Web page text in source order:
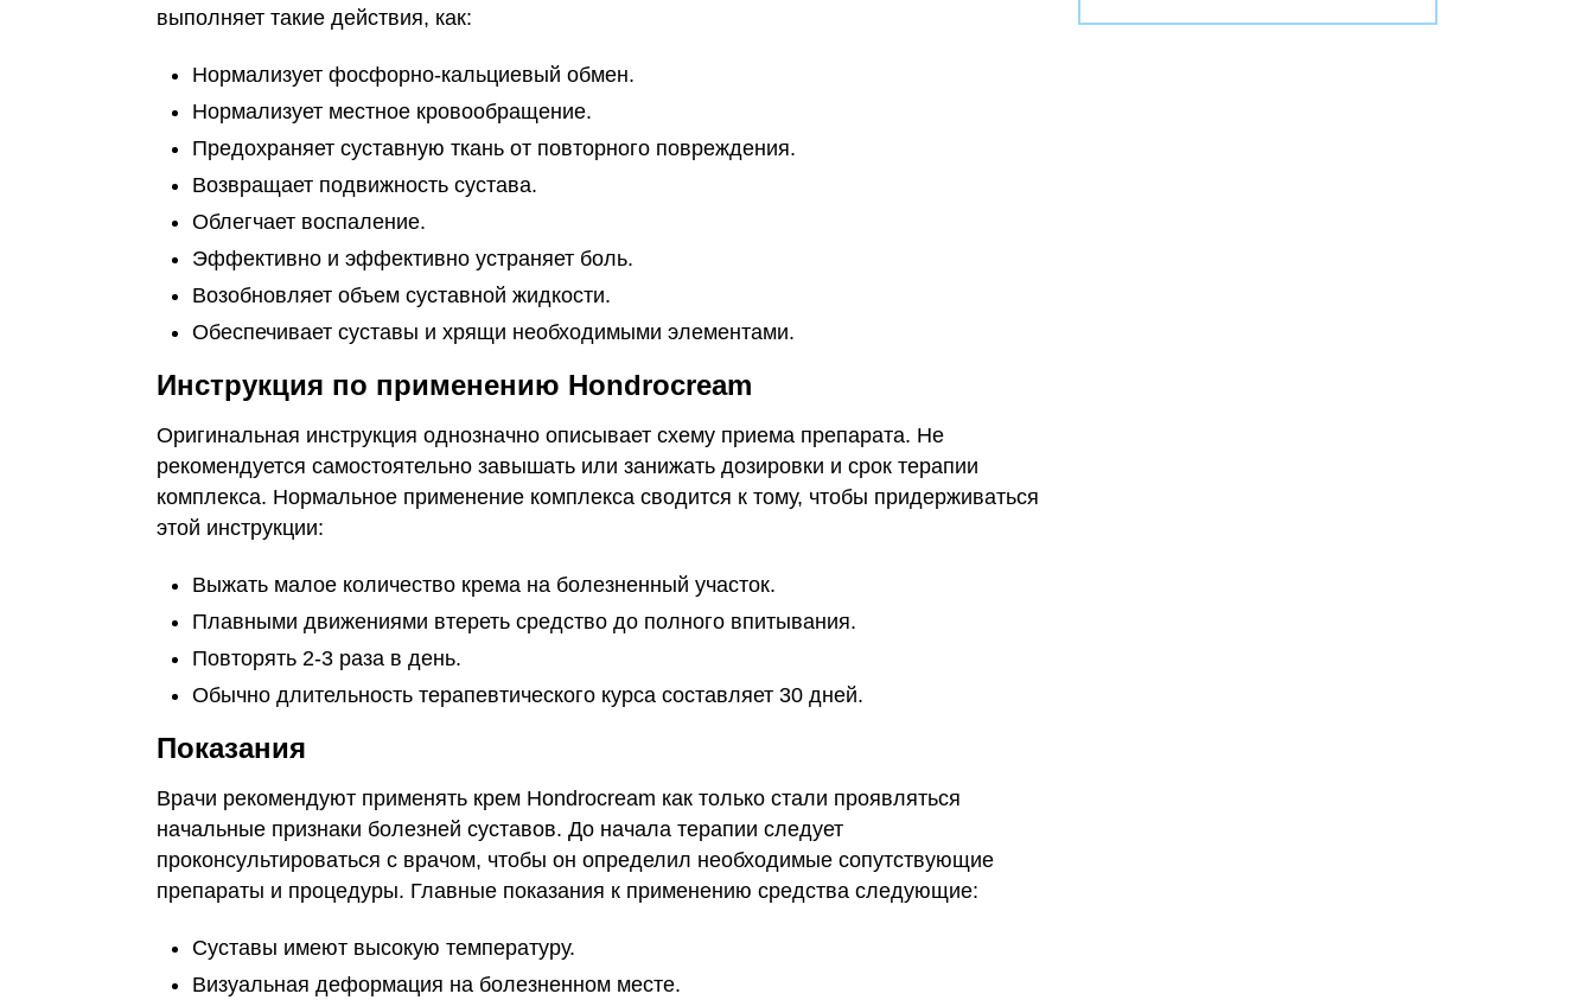
выполняет такие действия, как:
Нормализует фосфорно-кальциевый обмен.
Нормализует местное кровообращение.
Предохраняет суставную ткань от повторного повреждения.
Возвращает подвижность сустава.
Облегчает воспаление.
Эффективно и эффективно устраняет боль.
Возобновляет объем суставной жидкости.
Обеспечивает суставы и хрящи необходимыми элементами.
Инструкция по применению Hondrocream
Оригинальная инструкция однозначно описывает схему приема препарата. Не
рекомендуется самостоятельно завышать или занижать дозировки и срок терапии
комплекса. Нормальное применение комплекса сводится к тому, чтобы придерживаться
этой инструкции:
Выжать малое количество крема на болезненный участок.
Плавными движениями втереть средство до полного впитывания.
Повторять 2-3 раза в день.
Обычно длительность терапевтического курса составляет 30 дней.
Показания
Врачи рекомендуют применять крем Hondrocream как только стали проявляться
начальные признаки болезней суставов. До начала терапии следует
проконсультироваться с врачом, чтобы он определил необходимые сопутствующие
препараты и процедуры. Главные показания к применению средства следующие:
Суставы имеют высокую температуру.
Визуальная деформация на болезненном месте.